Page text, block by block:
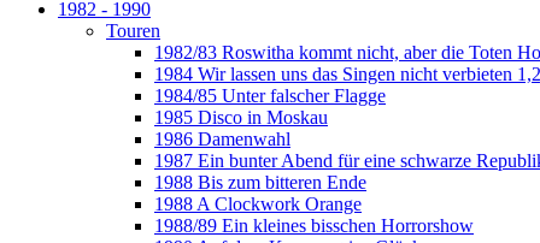
1982 - 1990
Touren
1982/83 Roswitha kommt nicht, aber die Toten
1984 Wir lassen uns das Singen nicht verbieten
1984/85 Unter falscher Flagge
1985 Disco in Moskau
1986 Damenwahl
1987 Ein bunter Abend für eine schwarze
1988 Bis zum bitteren Ende
1988 A Clockwork Orange
1988/89 Ein kleines bisschen Horrorshow